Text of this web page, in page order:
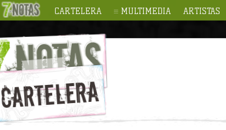
CARTELERA MULTIMEDIA ARTISTAS